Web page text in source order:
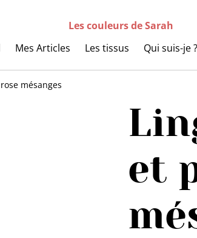
Les couleurs de Sarah
Mes Articles Les tissus Qui suis-je ?
mésanges
et